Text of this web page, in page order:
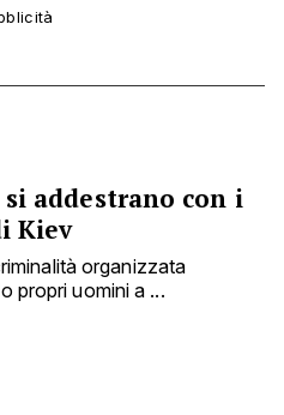
addestrano con i
Kiev
organizzata
propri uomini a ...